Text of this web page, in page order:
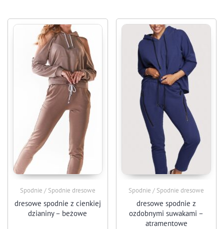
Spodnie / Spodnie dresowe
dresowe spodnie z cienkiej
dzianiny – beżowe
Spodnie / Spodnie dresowe
dresowe spodnie z
ozdobnymi suwakami –
atramentowe